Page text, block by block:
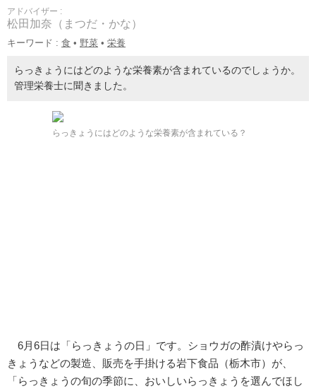
アドバイザー :
松田加奈（まつだ・かな）
キーワード : 食 • 野菜 • 栄養
らっきょうにはどのような栄養素が含まれているのでしょうか。
管理栄養士に聞きました。
らっきょうにはどのような栄養素が含まれている？
6月6日は「らっきょうの日」です。ショウガの酢漬けやらっ
きょうなどの製造、販売を手掛ける岩下食品（栃木市）が、
「らっきょうの旬の季節に、おいしいらっきょうを選んでほし